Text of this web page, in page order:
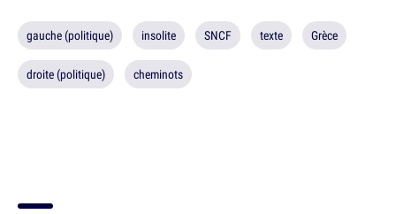
gauche (politique) insolite SNCF texte Grèce
droite (politique) cheminots